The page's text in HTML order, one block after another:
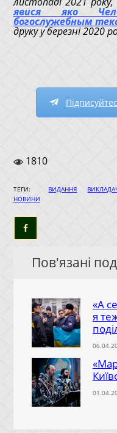
явися яко
богослужебным
друку у березні 2020
1810
ТЕГИ: ВИДАННЯ
НОВИНИ
Пов'язані
«А
я